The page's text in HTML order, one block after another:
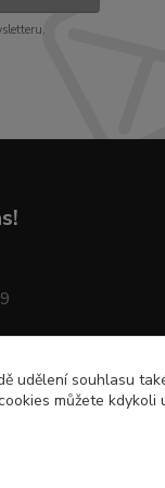
do 18:00
udělení souhlasu
můžete kdykoli